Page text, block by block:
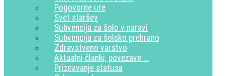
Pogovorne ure
Svet staršev
Subvencija za šolo v naravi
Subvencija za šolsko prehrano
Zdravstveno varstvo
Aktualni članki, povezave ...
Priznavanje statusa